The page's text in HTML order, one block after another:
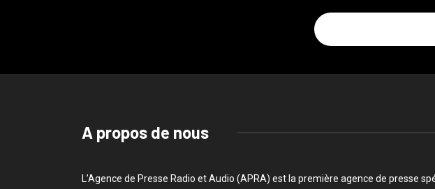
A propos de nous
L’Agence de Presse Radio et Audio (APRA) est la première agence de presse